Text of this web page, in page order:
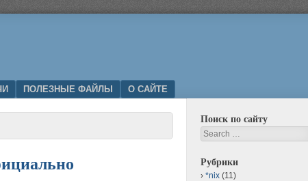
ПОЛЕЗНЫЕ ФАЙЛЫ О САЙТЕ
Поиск по сайту
Search
Рубрики
*nix (11)